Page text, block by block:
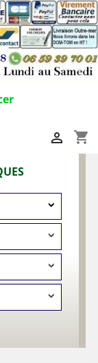
shopping_cart
